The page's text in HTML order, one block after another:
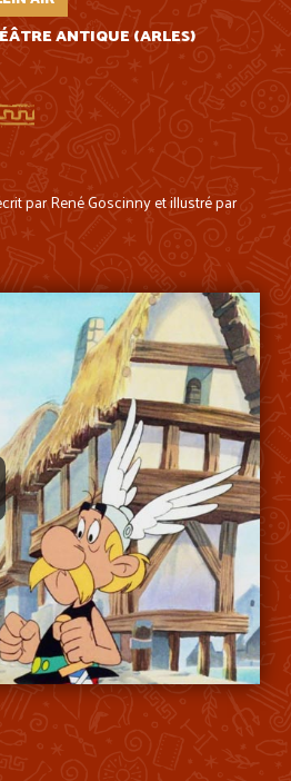
ANTIQUE (ARLES)
par René Goscinny et illustré par